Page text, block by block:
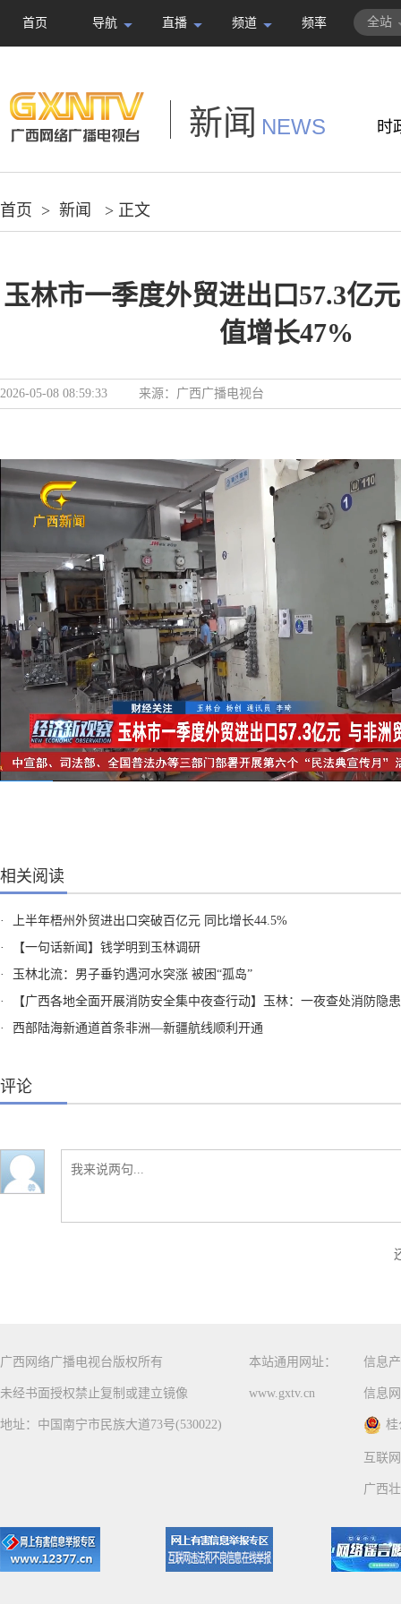
首页 导航 直播 频道 频率 全站
新闻 NEWS 时
首页 > 新闻 > 正文
玉林市一季度外贸进出口57.3亿
值增长47%
2026-05-08 08:59:33 来源： 广西广播电视台
相关阅读
·
上半年梧州外贸进出口突破百亿元 同比增长44.5%
·
【一句话新闻】钱学明到玉林调研
·
玉林北流：男子垂钓遇河水突涨 被困“孤岛”
·
【广西各地全面开展消防安全集中夜查行动】玉林：一夜查处消防隐患
·
西部陆海新通道首条非洲—新疆航线顺利开通
评论
广西网络广播电视台版权所有
未经书面授权禁止复制或建立镜像
地址：中国南宁市民族大道73号(530022)
本站通用网址：
www.gxtv.cn
信息
信息
桂
互联
广西